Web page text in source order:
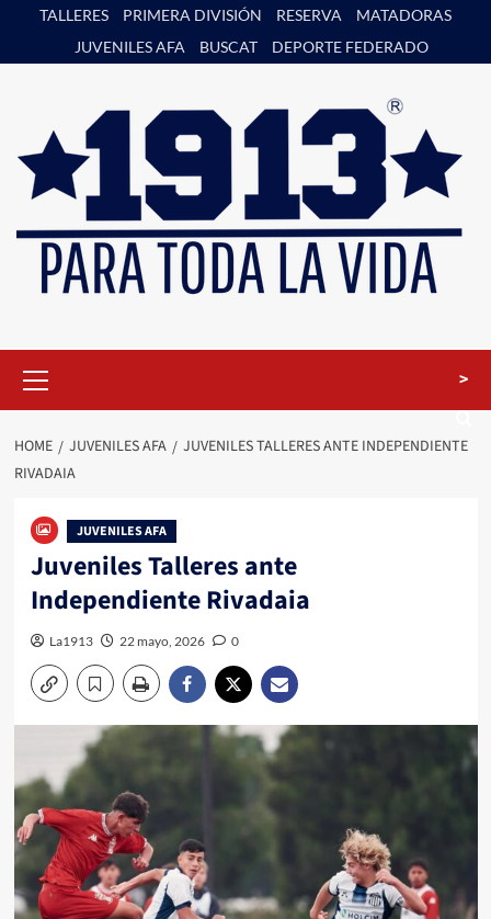
content
TALLERES PRIMERA DIVISIÓN RESERVA
MATADORAS
JUVENILES AFA
BUSCAT DEPORTE FEDERADO
Menu
>
HOME JUVENILES AFA
JUVENILES TALLERES ANTE INDEPENDIENTE
RIVADAIA
JUVENILES AFA
Juveniles Talleres ante
Independiente Rivadaia
La1913 22 mayo, 2026 0